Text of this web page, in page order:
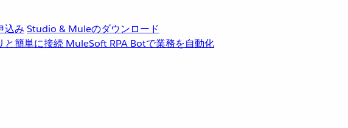
込み Studio & Muleのダウンロード
と簡単に接続 MuleSoft RPA Botで業務を自動化